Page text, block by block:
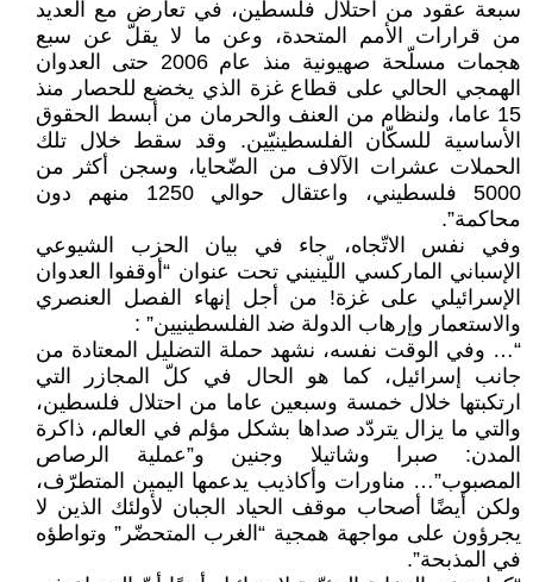
سبعة عقود من احتلال فلسطين، في تعارض مع العديد
من قرارات الأمم المتحدة، وعن ما لا يقلّ عن سبع
هجمات مسلّحة صهيونية منذ عام 2006 حتى العدوان
الهمجي الحالي على قطاع غزة الذي يخضع للحصار منذ
15 عاما، ولنظام من العنف والحرمان من أبسط الحقوق
الأساسية للسكّان الفلسطينيّين. وقد سقط خلال تلك
الحملات عشرات الآلاف من الضّحايا، وسجن أكثر من
5000 فلسطيني، واعتقال حوالي 1250 منهم دون
محاكمة”.
وفي نفس الاتّجاه، جاء في بيان الحزب الشيوعي
الإسباني الماركسي اللّينيني تحت عنوان “أوقفوا العدوان
الإسرائيلي على غزة! من أجل إنهاء الفصل العنصري
والاستعمار وإرهاب الدولة ضد الفلسطينيين” :
“… وفي الوقت نفسه، نشهد حملة التضليل المعتادة من
جانب إسرائيل، كما هو الحال في كلّ المجازر التي
ارتكبتها خلال خمسة وسبعين عاما من احتلال فلسطين،
والتي ما يزال يتردّد صداها بشكل مؤلم في العالم، ذاكرة
المدن: صبرا وشاتيلا وجنين و”عملية الرصاص
المصبوب”… مناورات وأكاذيب يدعمها اليمين المتطرّف،
ولكن أيضًا أصحاب موقف الحياد الجبان لأولئك الذين لا
يجرؤون على مواجهة همجية “الغرب المتحضّر” وتواطؤه
في المذبحة”.